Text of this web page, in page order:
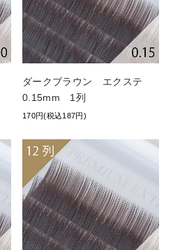
ダークブラウン エクステ
0.15mm 1列
170円(税込187円)